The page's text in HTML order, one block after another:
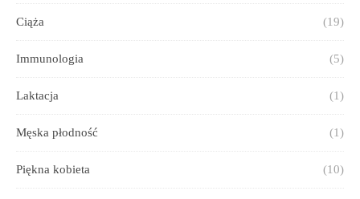
Ciąża (19)
Immunologia (5)
Laktacja (1)
Męska płodność (1)
Piękna kobieta (10)